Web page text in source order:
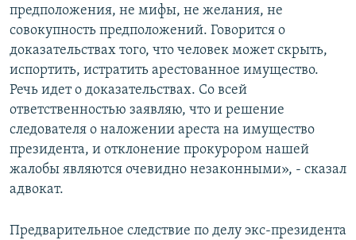
предположения, не мифы, не желания, не
совокупность предположений. Говорится о
доказательствах того, что человек может скрыть,
испортить, истратить арестованное имущество.
Речь идет о доказательствах. Со всей
ответственностью заявляю, что и решение
следователя о наложении ареста на имущество
президента, и отклонение прокурором нашей
жалобы являются очевидно незаконными», - сказал
адвокат.
Предварительное следствие по делу экс-президента